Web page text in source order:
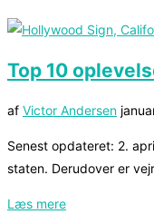
sidekolonne
Top 10
af Victor Andersen
Senest opdateret: 2.
staten. Derudover er
Læs mere“Top